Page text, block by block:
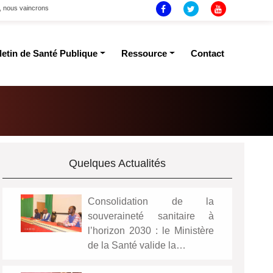
nous vaincrons
de Santé Publique Ressource Contact
Quelques Actualités
Consolidation de la
souveraineté sanitaire à
l’horizon 2030 : le Ministère
de la Santé valide la…